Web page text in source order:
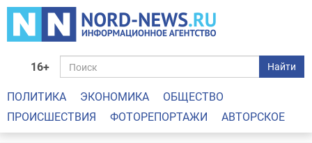
16+ Найти
ПОЛИТИКА ЭКОНОМИКА
ОБЩЕСТВО
ПРОИСШЕСТВИЯ
ФОТОРЕПОРТАЖИ АВТОРСКОЕ